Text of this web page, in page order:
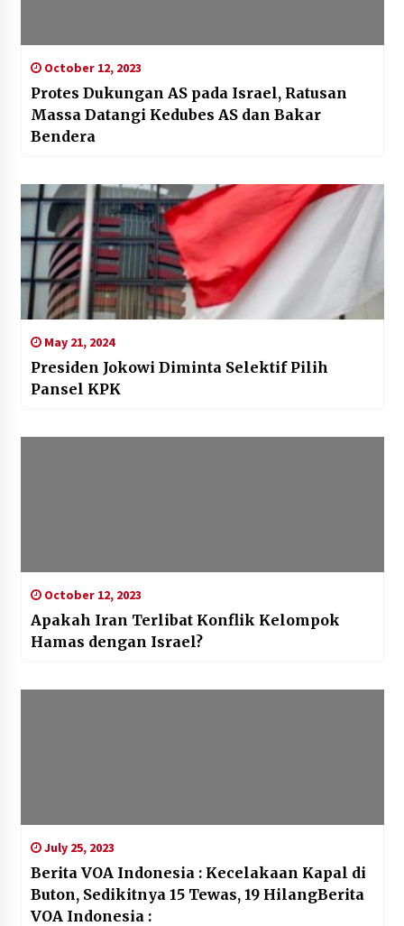
October 12, 2023
Protes Dukungan AS pada Israel, Ratusan
Massa Datangi Kedubes AS dan Bakar
Bendera
May 21, 2024
Presiden Jokowi Diminta Selektif Pilih
Pansel KPK
October 12, 2023
Apakah Iran Terlibat Konflik Kelompok
Hamas dengan Israel?
July 25, 2023
Berita VOA Indonesia : Kecelakaan Kapal di
Buton, Sedikitnya 15 Tewas, 19 HilangBerita
VOA Indonesia :